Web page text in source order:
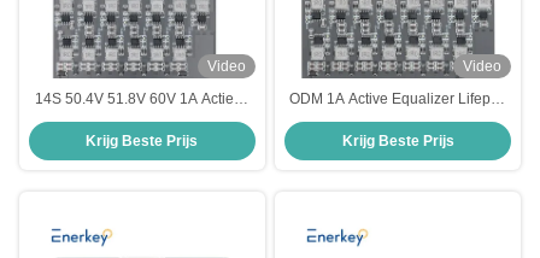
Video
14S 50.4V 51.8V 60V 1A Actieve
Equalizer BMS Inductieve Li-ion
LFP Lipo Battery Balancer
Krijg Beste Prijs
Video
ODM 1A Active Equalizer Lifepo4
LTO Lipo Li-Ion 16s Batterijpakket
Balancer
Krijg Beste Prijs